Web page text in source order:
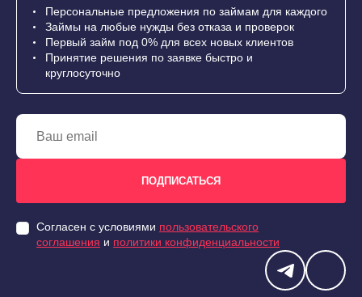
Персональные предложения по займам для каждого
Займы на любые нужды без отказа и проверок
Первый займ под 0% для всех новых клиентов
Принятие решения по заявке быстро и
круглосуточно
Согласен с условиями пользовательского
соглашения и политики конфиденциальности